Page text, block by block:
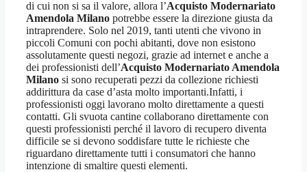
di cui non si sa il valore, allora l’Acquisto Modernariato
Amendola Milano potrebbe essere la direzione giusta da
intraprendere. Solo nel 2019, tanti utenti che vivono in
piccoli Comuni con pochi abitanti, dove non esistono
assolutamente questi negozi, grazie ad internet e anche a
dei professionisti dell’Acquisto Modernariato Amendola
Milano si sono recuperati pezzi da collezione richiesti
addirittura da case d’asta molto importanti.Infatti, i
professionisti oggi lavorano molto direttamente a questi
contatti. Gli svuota cantine collaborano direttamente con
questi professionisti perché il lavoro di recupero diventa
difficile se si devono soddisfare tutte le richieste che
riguardano direttamente tutti i consumatori che hanno
intenzione di smaltire questi elementi.